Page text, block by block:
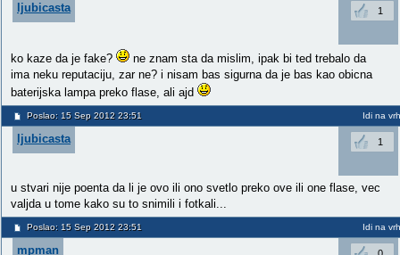
ljubicasta 1
ko kaze da je fake?
ne znam sta da mislim, ipak bi ted trebalo da
ima neku reputaciju, zar ne? i nisam bas sigurna da je bas kao obicna
baterijska lampa preko flase, ali ajd
Poslao: 15 Sep 2012 23:51 Idi na vrh
ljubicasta 1
u stvari nije poenta da li je ovo ili ono svetlo preko ove ili one flase, vec
valjda u tome kako su to snimili i fotkali...
Poslao: 15 Sep 2012 23:51 Idi na vrh
mpman